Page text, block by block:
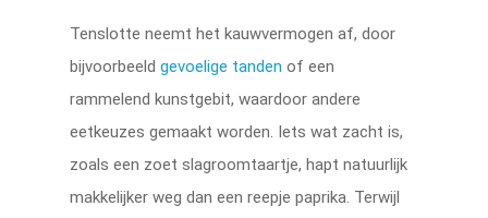
Tenslotte neemt het kauwvermogen af, door
bijvoorbeeldgevoelige tanden of een
rammelend kunstgebit, waardoor andere
eetkeuzes gemaakt worden. Iets wat zacht is,
zoals een zoet slagroomtaartje, hapt natuurlijk
makkelijker weg dan een reepje paprika. Terwijl